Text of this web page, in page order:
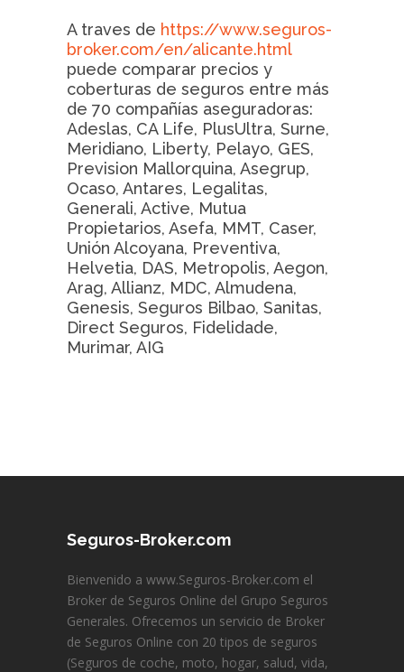
A traves de https://www.seguros-
broker.com/en/alicante.html
puede comparar precios y
coberturas de seguros entre más
de 70 compañías aseguradoras:
Adeslas, CA Life, PlusUltra, Surne,
Meridiano, Liberty, Pelayo, GES,
Prevision Mallorquina, Asegrup,
Ocaso, Antares, Legalitas,
Generali, Active, Mutua
Propietarios, Asefa, MMT, Caser,
Unión Alcoyana, Preventiva,
Helvetia, DAS, Metropolis, Aegon,
Arag, Allianz, MDC, Almudena,
Genesis, Seguros Bilbao, Sanitas,
Direct Seguros, Fidelidade,
Murimar, AIG
Seguros-Broker.com
Bienvenido a www.Seguros-Broker.com el
Broker de Seguros Online del Grupo Seguros
Generales. Ofrecemos un servicio de Broker
de Seguros Online con 20 tipos de seguros
(Seguros de coche, moto, hogar, salud, vida,